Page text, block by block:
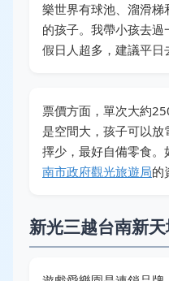
樂世界有球池、溜滑
的孩子。我帶小孩去
假日人超多，建議平日
票價方面，單次大約
是空間大，孩子可以
擇少，最好自備零食
南市政府觀光旅遊局的
新光三越台南新